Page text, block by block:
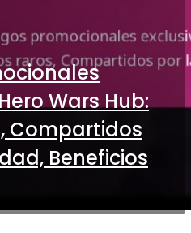
Wars Hub:
Compartidos
Beneficios